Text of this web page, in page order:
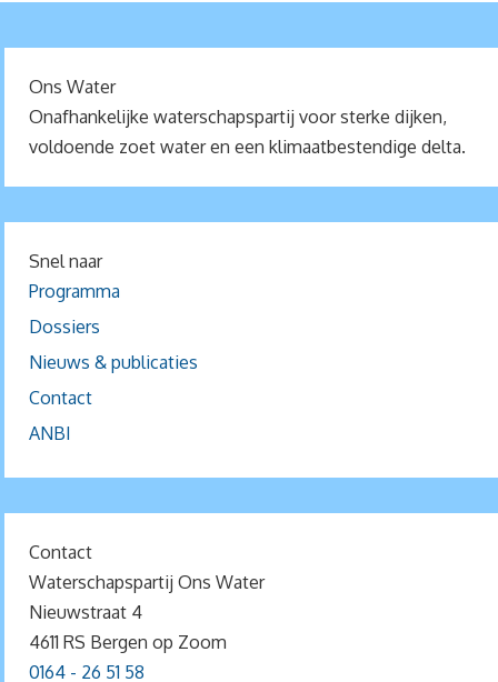
Ons Water
Onafhankelijke waterschapspartij voor sterke dijken,
voldoende zoet water en een klimaatbestendige delta.
Snel naar
Programma
Dossiers
Nieuws & publicaties
Contact
ANBI
Contact
Waterschapspartij Ons Water
Nieuwstraat 4
4611 RS Bergen op Zoom
0164 - 26 51 58